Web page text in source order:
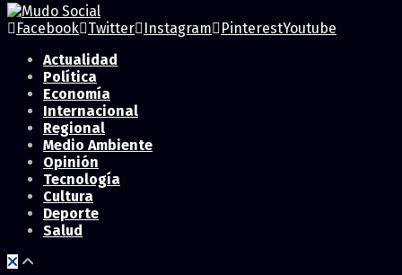
Facebook Twitter Instagram PinterestYoutube
Actualidad
Política
Economía
Internacional
Regional
Medio Ambiente
Opinión
Tecnología
Cultura
Deporte
Salud